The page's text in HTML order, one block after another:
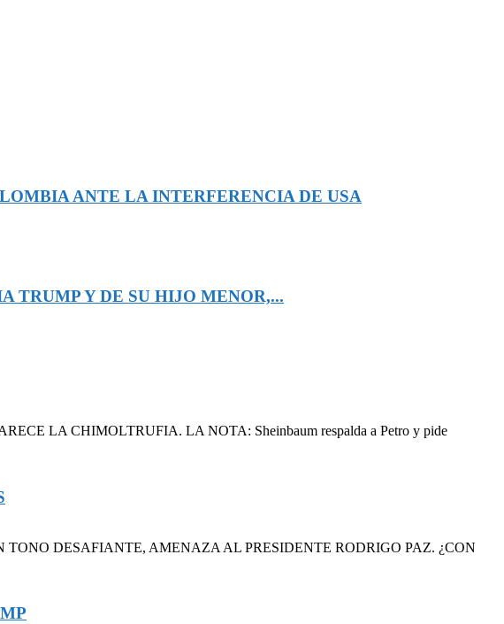
ANTE LA INTERFERENCIA DE USA
TRUMP Y DE SU HIJO MENOR,...
LA CHIMOLTRUFIA. LA NOTA: Sheinbaum respalda a Petro y pide
TONO DESAFIANTE, AMENAZA AL PRESIDENTE RODRIGO PAZ. ¿CON